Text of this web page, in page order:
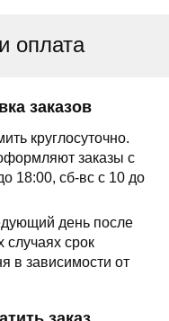
оплата
заказов
круглосуточно.
заказы с
18:00, сб-вс с 10 до
день после
случаях срок
в зависимости от